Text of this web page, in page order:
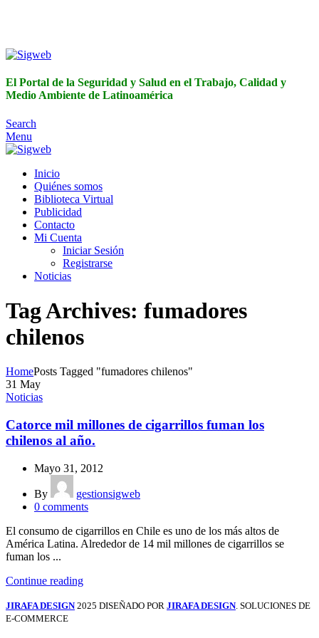
El Portal de la Seguridad y Salud en el Trabajo, Calidad y
Medio Ambiente de Latinoamérica
Search
Menu
Inicio
Quiénes somos
Biblioteca Virtual
Publicidad
Contacto
Mi Cuenta
Iniciar Sesión
Registrarse
Noticias
Tag Archives: fumadores
chilenos
HomePosts Tagged "fumadores chilenos"
31 May
Noticias
Catorce mil millones de cigarrillos fuman los
chilenos al año.
Mayo 31, 2012
By
gestionsigweb
0 comments
El consumo de cigarrillos en Chile es uno de los más altos de
América Latina. Alrededor de 14 mil millones de cigarrillos se
fuman los ...
Continue reading
JIRAFA DESIGN 2025 DISEÑADO POR JIRAFA DESIGN. SOLUCIONES DE
E-COMMERCE